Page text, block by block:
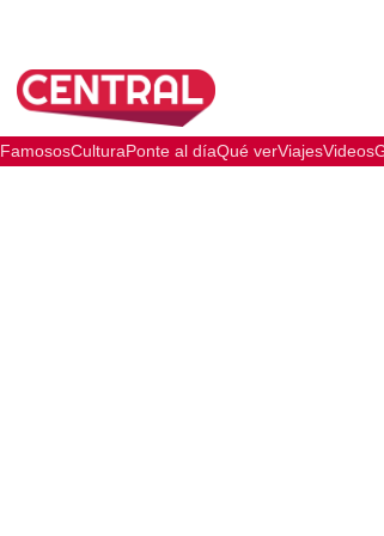
FamososCulturaPonte al díaQué verViajesVideos